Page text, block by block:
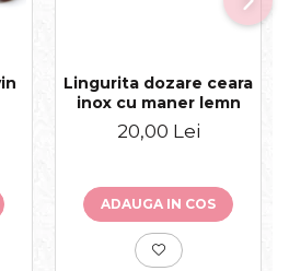
Lingurita dozare ceara
inox cu maner lemn
20,00 Lei
ADAUGA IN COS